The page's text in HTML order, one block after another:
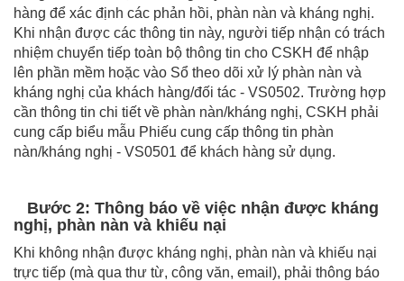
hàng để xác định các phản hồi, phàn nàn và kháng nghị.
Khi nhận được các thông tin này, người tiếp nhận có trách
nhiệm chuyển tiếp toàn bộ thông tin cho CSKH để nhập
lên phần mềm hoặc vào Sổ theo dõi xử lý phàn nàn và
kháng nghị của khách hàng/đối tác - VS0502. Trường hợp
cần thông tin chi tiết về phàn nàn/kháng nghị, CSKH phải
cung cấp biểu mẫu Phiếu cung cấp thông tin phàn
nàn/kháng nghị - VS0501 để khách hàng sử dụng.
Bước 2: Thông báo về việc nhận được kháng
nghị, phàn nàn và khiếu nại
Khi không nhận được kháng nghị, phàn nàn và khiếu nại
trực tiếp (mà qua thư từ, công văn, email), phải thông báo